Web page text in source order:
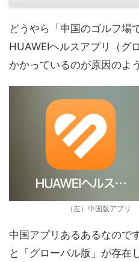
どうやら「中国のゴルフ場
HUAWEIヘルスアプリ（グ
かかっているのが原因のよ
（左）中国版アプリ
中国アプリあるあるなので
と「グローバル版」が存在